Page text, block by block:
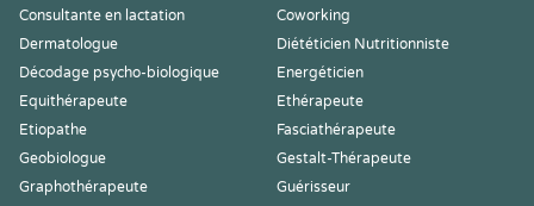
Consultante en lactation
Coworking
Dermatologue
Diététicien Nutritionniste
Décodage psycho-biologique
Energéticien
Equithérapeute
Ethérapeute
Etiopathe
Fasciathérapeute
Geobiologue
Gestalt-Thérapeute
Graphothérapeute
Guérisseur